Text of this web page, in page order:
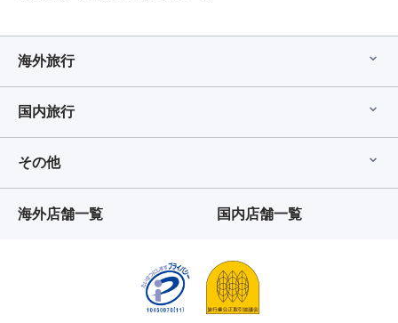
海外旅行
国内旅行
その他
海外店舗一覧 国内店舗一覧